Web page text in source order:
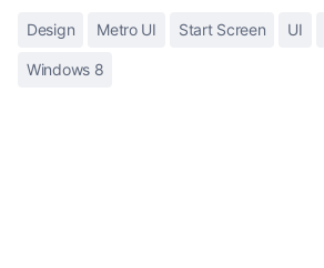
Design Metro UI Start Screen UI
Windows 8